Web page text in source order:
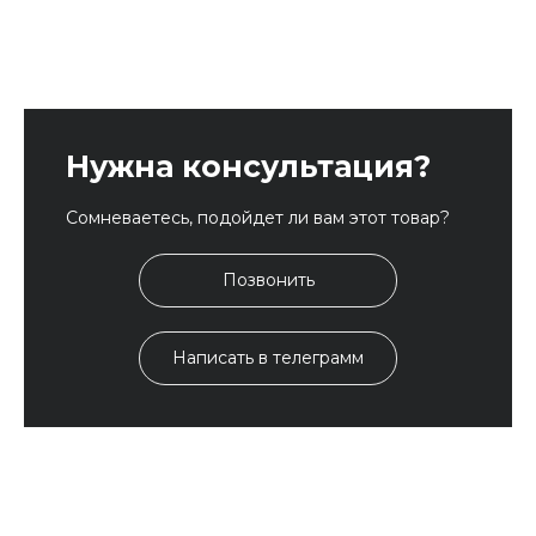
Нужна консультация?
Сомневаетесь, подойдет ли вам этот товар?
Позвонить
Написать в телеграмм